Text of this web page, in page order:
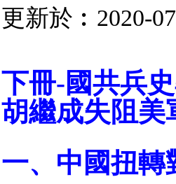
更新於︰2020-
下冊-國共兵
胡繼成失阻美
一、中國扭轉